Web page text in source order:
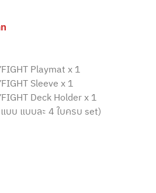
Playmat x 1
Sleeve x 1
Deck Holder x 1
บบ แบบละ 4 ใบครบ set)